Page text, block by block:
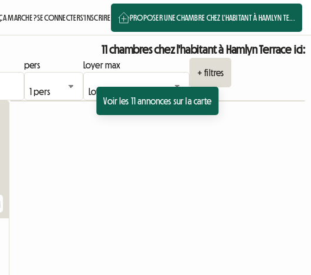
MARCHE ?SE CONNECTERS'INSCRIRE PROPOSER UNE CHAMBRE CHEZ L'HABITANT À HAMLYN TE...
11 chambres chez l'habitant à Hamlyn Terrace ici:
pers
Loyer max
+ filtres
Voir les 11 annonces sur la carte